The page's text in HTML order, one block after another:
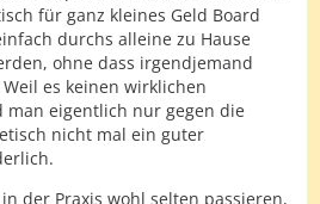
für ganz kleines Geld Board
durchs alleine zu Hause
ohne dass irgendjemand
es keinen wirklichen
man eigentlich nur gegen die
nicht mal ein guter
der Praxis wohl selten passieren,